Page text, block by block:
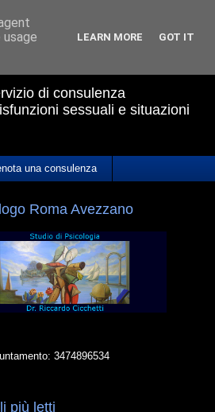
di consulenza
sessuali e situazioni
una consulenza
Roma Avezzano
3474896534
più letti
LEARN MORE GOT IT